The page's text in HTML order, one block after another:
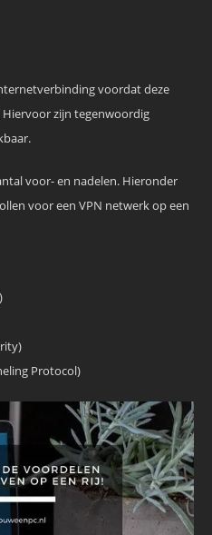
voordat deze
zijn tegenwoordig
voor- en nadelen. Hieronder
voor een VPN netwerk op een
Protocol)